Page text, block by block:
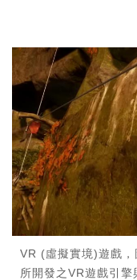
VR (虛擬實境)遊戲
所開發之VR遊戲引